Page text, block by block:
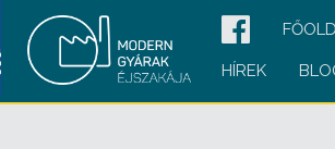
HÍREK